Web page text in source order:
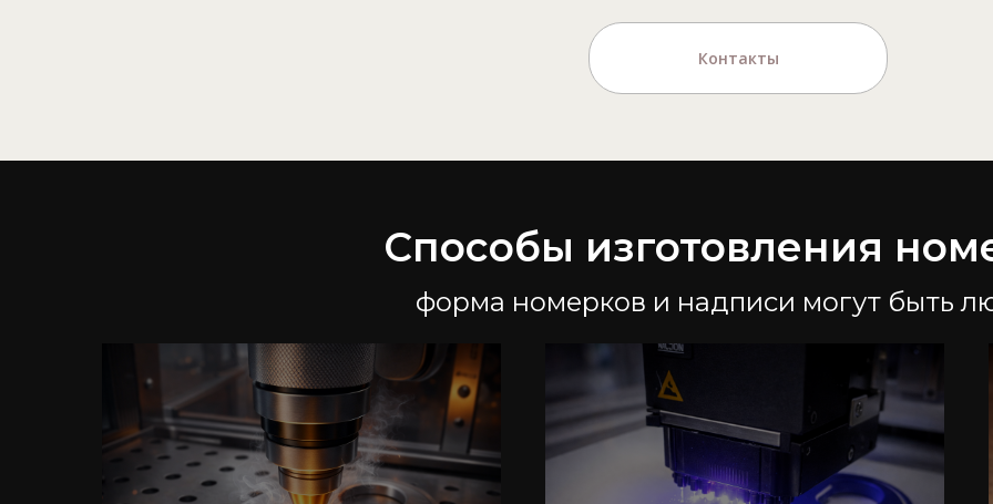
Контакты
Способы изготовления
форма номерков и надписи могут быть